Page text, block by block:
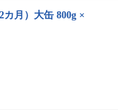
月）大缶 800g ×